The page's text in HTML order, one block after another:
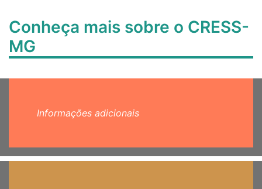
Conheça mais sobre o CRESS-
MG
Informações adicionais